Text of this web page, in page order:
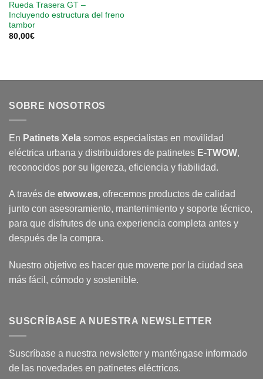
Rueda Trasera GT –
Incluyendo estructura del freno
tambor
80,00€
SOBRE NOSOTROS
En Patinets Xela somos especialistas en movilidad
eléctrica urbana y distribuidores de patinetes E-TWOW,
reconocidos por su ligereza, eficiencia y fiabilidad.
A través de etwow.es, ofrecemos productos de calidad
junto con asesoramiento, mantenimiento y soporte técnico,
para que disfrutes de una experiencia completa antes y
después de la compra.
Nuestro objetivo es hacer que moverte por la ciudad sea
más fácil, cómodo y sostenible.
SUSCRÍBASE A NUESTRA NEWSLETTER
Suscríbase a nuestra newsletter y manténgase informado
de las novedades en patinetes eléctricos.